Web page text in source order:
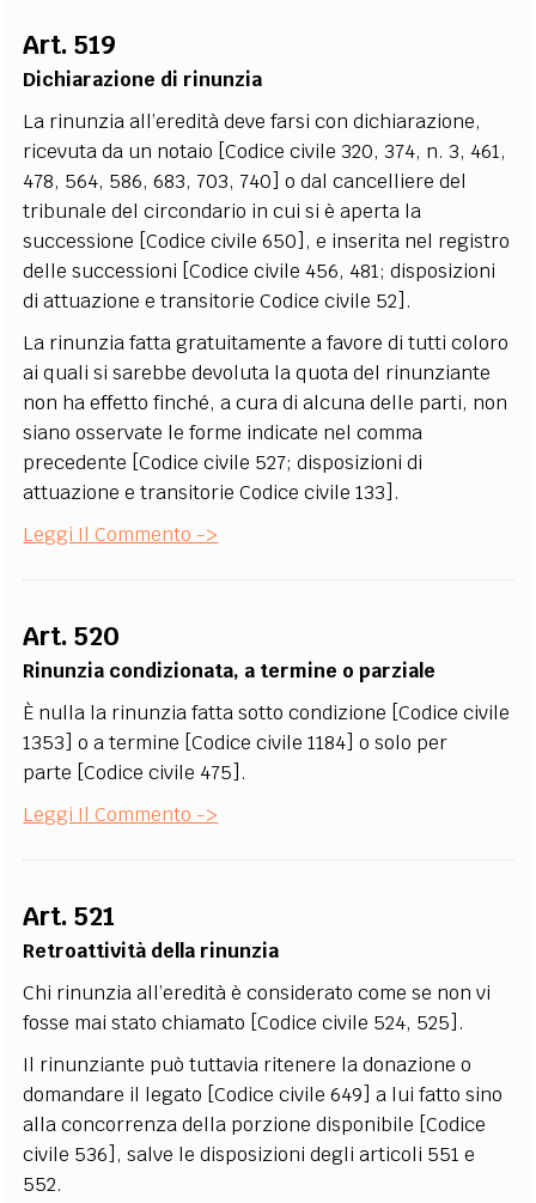
CODICI RUBRICHE LIBRI PROCEEDINGS
SOCIAL MEDIA
Art. 519
Dichiarazione di rinunzia
La rinunzia all’eredità deve farsi con dichiarazione,
ricevuta da un notaio [Codice civile 320, 374, n. 3, 461,
478, 564, 586, 683, 703, 740] o dal cancelliere del
tribunale del circondario in cui si è aperta la
successione [Codice civile 650], e inserita nel registro
delle successioni [Codice civile 456, 481; disposizioni
di attuazione e transitorie Codice civile 52].
La rinunzia fatta gratuitamente a favore di tutti coloro
ai quali si sarebbe devoluta la quota del rinunziante
non ha effetto finché, a cura di alcuna delle parti, non
siano osservate le forme indicate nel comma
precedente [Codice civile 527; disposizioni di
attuazione e transitorie Codice civile 133].
Leggi Il Commento ->
Art. 520
Rinunzia condizionata, a termine o parziale
È nulla la rinunzia fatta sotto condizione [Codice civile
1353] o a termine [Codice civile 1184] o solo per
parte [Codice civile 475].
Leggi Il Commento ->
Art. 521
Retroattività della rinunzia
Chi rinunzia all’eredità è considerato come se non vi
fosse mai stato chiamato [Codice civile 524, 525].
Il rinunziante può tuttavia ritenere la donazione o
domandare il legato [Codice civile 649] a lui fatto sino
alla concorrenza della porzione disponibile [Codice
civile 536], salve le disposizioni degli articoli 551 e
552.